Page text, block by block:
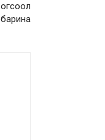
барина